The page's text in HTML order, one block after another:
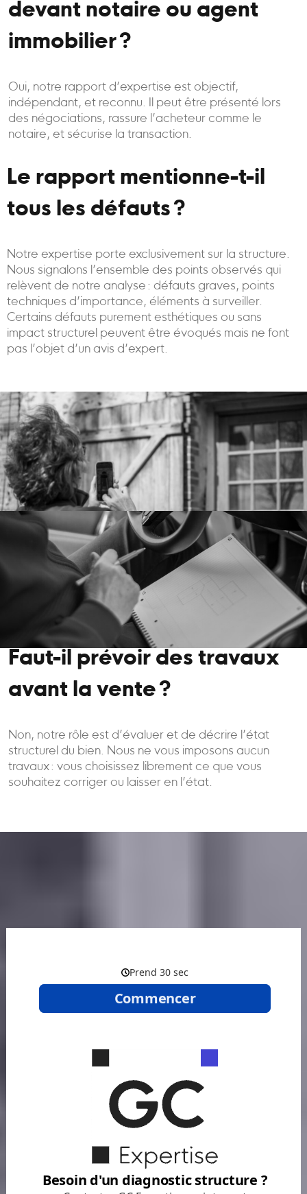
devant notaire ou agent
immobilier ?
Oui, notre rapport d’expertise est objectif,
indépendant, et reconnu. Il peut être présenté lors
des négociations, rassure l’acheteur comme le
notaire, et sécurise la transaction.
Le rapport mentionne-t-il
tous les défauts ?
Notre expertise porte exclusivement sur la structure.
Nous signalons l’ensemble des points observés qui
relèvent de notre analyse : défauts graves, points
techniques d’importance, éléments à surveiller.
Certains défauts purement esthétiques ou sans
impact structurel peuvent être évoqués mais ne font
pas l’objet d’un avis d’expert.
Faut-il prévoir des travaux
avant la vente ?
Non, notre rôle est d’évaluer et de décrire l’état
structurel du bien. Nous ne vous imposons aucun
travaux : vous choisissez librement ce que vous
souhaitez corriger ou laisser en l’état.